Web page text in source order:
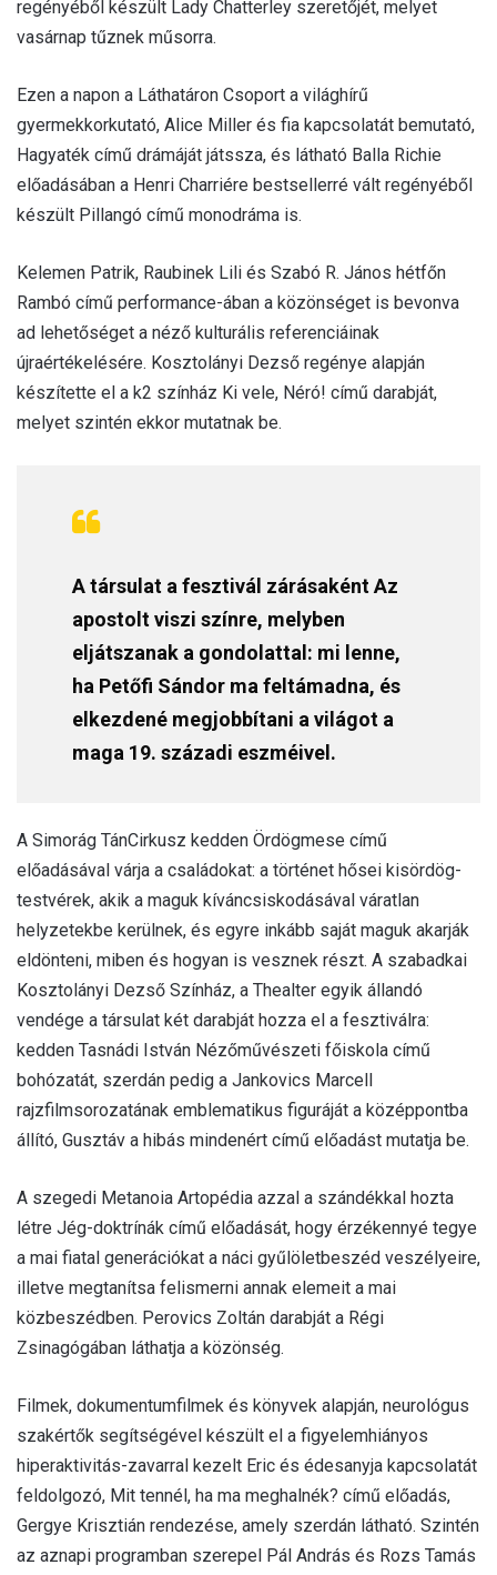
regényéből készült Lady Chatterley szeretőjét, melyet
vasárnap tűznek műsorra.
Ezen a napon a Láthatáron Csoport a világhírű
gyermekkorkutató, Alice Miller és fia kapcsolatát bemutató,
Hagyaték című drámáját játssza, és látható Balla Richie
előadásában a Henri Charriére bestsellerré vált regényéből
készült Pillangó című monodráma is.
Kelemen Patrik, Raubinek Lili és Szabó R. János hétfőn
Rambó című performance-ában a közönséget is bevonva
ad lehetőséget a néző kulturális referenciáinak
újraértékelésére. Kosztolányi Dezső regénye alapján
készítette el a k2 színház Ki vele, Néró! című darabját,
melyet szintén ekkor mutatnak be.
A társulat a fesztivál zárásaként Az
apostolt viszi színre, melyben
eljátszanak a gondolattal: mi lenne,
ha Petőfi Sándor ma feltámadna, és
elkezdené megjobbítani a világot a
maga 19. századi eszméivel.
A Simorág TánCirkusz kedden Ördögmese című
előadásával várja a családokat: a történet hősei kisördög-
testvérek, akik a maguk kíváncsiskodásával váratlan
helyzetekbe kerülnek, és egyre inkább saját maguk akarják
eldönteni, miben és hogyan is vesznek részt. A szabadkai
Kosztolányi Dezső Színház, a Thealter egyik állandó
vendége a társulat két darabját hozza el a fesztiválra:
kedden Tasnádi István Nézőművészeti főiskola című
bohózatát, szerdán pedig a Jankovics Marcell
rajzfilmsorozatának emblematikus figuráját a középpontba
állító, Gusztáv a hibás mindenért című előadást mutatja be.
A szegedi Metanoia Artopédia azzal a szándékkal hozta
létre Jég-doktrínák című előadását, hogy érzékennyé tegye
a mai fiatal generációkat a náci gyűlöletbeszéd veszélyeire,
illetve megtanítsa felismerni annak elemeit a mai
közbeszédben. Perovics Zoltán darabját a Régi
Zsinagógában láthatja a közönség.
Filmek, dokumentumfilmek és könyvek alapján, neurológus
szakértők segítségével készült el a figyelemhiányos
hiperaktivitás-zavarral kezelt Eric és édesanyja kapcsolatát
feldolgozó, Mit tennél, ha ma meghalnék? című előadás,
Gergye Krisztián rendezése, amely szerdán látható. Szintén
az aznapi programban szerepel Pál András és Rozs Tamás